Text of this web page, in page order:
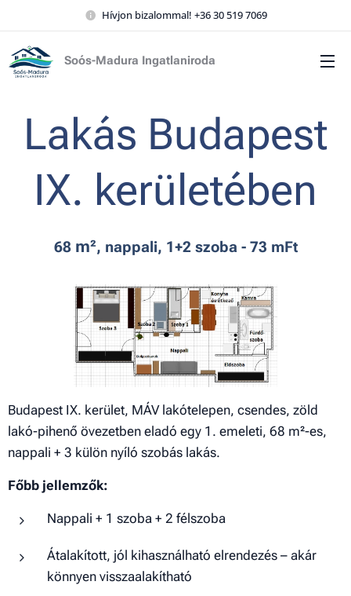
Hívjon bizalommal! +36 30 519 7069
Soós-Madura Ingatlaniroda
Lakás Budapest
IX. kerületében
68 m², nappali, 1+2 szoba - 73 mFt
Budapest IX. kerület, MÁV lakótelepen, csendes, zöld
lakó-pihenő övezetben eladó egy 1. emeleti, 68 m²-es,
nappali + 3 külön nyíló szobás lakás.
Főbb jellemzők:
Nappali + 1 szoba + 2 félszoba
Átalakított, jól kihasználható elrendezés – akár
könnyen visszaalakítható